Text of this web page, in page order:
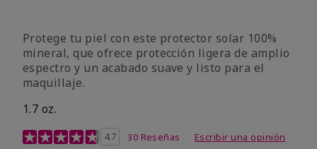
Protege tu piel con este protector solar 100%
mineral, que ofrece protección ligera de amplio
espectro y un acabado suave y listo para el
maquillaje.
1.7 oz.
Calificación de clientes de 5 de 5
4.7 30 Reseñas Escribir una opinión